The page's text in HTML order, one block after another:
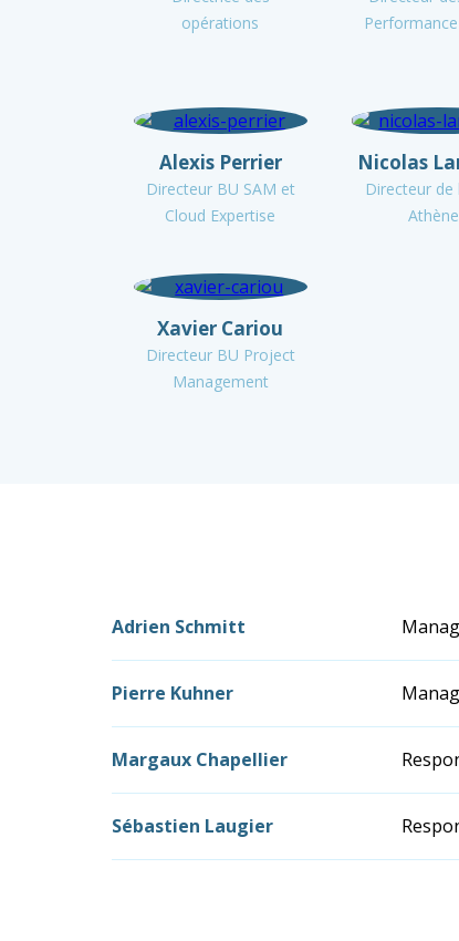
opérations
Alexis Perrier
Directeur BU SAM et
Cloud Expertise
Nicolas
Directeur de
Xavier Cariou
Directeur BU Project
Management
Adrien Schmitt
Pierre Kuhner
Margaux Chapellier
Sébastien Laugier